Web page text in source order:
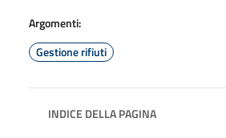
Argomenti:
Gestione rifiuti
INDICE DELLA PAGINA